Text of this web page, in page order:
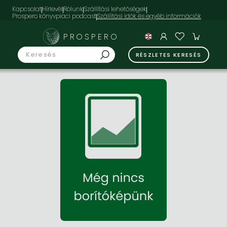
KapcsolatHírlevélRólunkSzállítási lehetőségek
Prospero könyvpiaci podcast
PROSPERO
RÉSZLETES KERESÉS